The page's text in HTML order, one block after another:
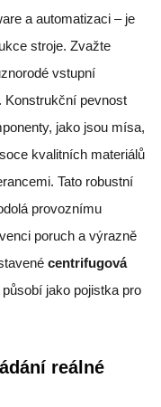
a automatizaci – je
stroje. Zvažte
vstupní
Konstrukční pevnost
jako jsou mísa,
kvalitních materiálů
Tato robustní
provoznímu
poruch a výrazně
centrifugová
působí jako pojistka pro
reálné